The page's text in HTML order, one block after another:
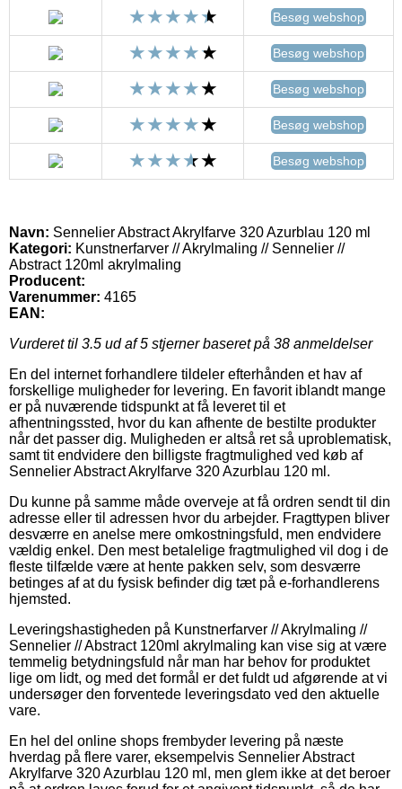
Besøg webshop
Besøg webshop
Besøg webshop
Besøg webshop
Besøg webshop
Navn: Sennelier Abstract Akrylfarve 320 Azurblau 120 ml
Kategori: Kunstnerfarver // Akrylmaling // Sennelier //
Abstract 120ml akrylmaling
Producent:
Varenummer: 4165
EAN:
Vurderet til 3.5 ud af 5 stjerner baseret på 38 anmeldelser
En del internet forhandlere tildeler efterhånden et hav af
forskellige muligheder for levering. En favorit iblandt mange
er på nuværende tidspunkt at få leveret til et
afhentningssted, hvor du kan afhente de bestilte produkter
når det passer dig. Muligheden er altså ret så uproblematisk,
samt tit endvidere den billigste fragtmulighed ved køb af
Sennelier Abstract Akrylfarve 320 Azurblau 120 ml.
Du kunne på samme måde overveje at få ordren sendt til din
adresse eller til adressen hvor du arbejder. Fragttypen bliver
desværre en anelse mere omkostningsfuld, men endvidere
vældig enkel. Den mest betalelige fragtmulighed vil dog i de
fleste tilfælde være at hente pakken selv, som desværre
betinges af at du fysisk befinder dig tæt på e-forhandlerens
hjemsted.
Leveringshastigheden på Kunstnerfarver // Akrylmaling //
Sennelier // Abstract 120ml akrylmaling kan vise sig at være
temmelig betydningsfuld når man har behov for produktet
lige om lidt, og med det formål er det fuldt ud afgørende at vi
undersøger den forventede leveringsdato ved den aktuelle
vare.
En hel del online shops frembyder levering på næste
hverdag på flere varer, eksempelvis Sennelier Abstract
Akrylfarve 320 Azurblau 120 ml, men glem ikke at det beroer